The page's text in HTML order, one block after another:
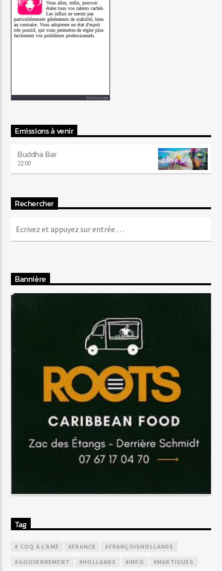
Horoscope
Emissions à venir
Buddha Bar
22:00
Rechercher
Bannière
Tag
# COQ À L'ÂME #FRANCE #FRANÇOISHOLLANDE
#GOUVERNEMENT #HOLLANDE #INFO #MARTIGUES